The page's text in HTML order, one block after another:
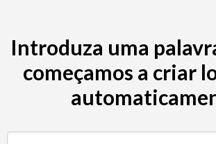
Introduza uma
começamos a criar